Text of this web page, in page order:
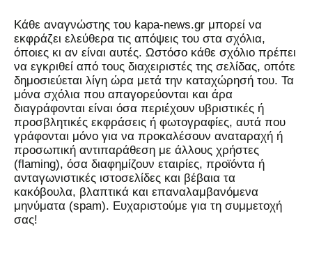
Kάθε αναγνώστης του kapa-news.gr μπορεί να
εκφράζει ελεύθερα τις απόψεις του στα σχόλια,
όποιες κι αν είναι αυτές. Ωστόσο κάθε σχόλιο πρέπει
να εγκριθεί από τους διαχειριστές της σελίδας, οπότε
δημοσιεύεται λίγη ώρα μετά την καταχώρησή του. Τα
μόνα σχόλια που απαγορεύονται και άρα
διαγράφονται είναι όσα περιέχουν υβριστικές ή
προσβλητικές εκφράσεις ή φωτογραφίες, αυτά που
γράφονται μόνο για να προκαλέσουν αναταραχή ή
προσωπική αντιπαράθεση με άλλους χρήστες
(flaming), όσα διαφημίζουν εταιρίες, προϊόντα ή
ανταγωνιστικές ιστοσελίδες και βέβαια τα
κακόβουλα, βλαπτικά και επαναλαμβανόμενα
μηνύματα (spam). Ευχαριστούμε για τη συμμετοχή
σας!